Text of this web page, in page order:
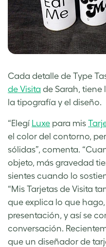
Cada detalle de Type
de Visita de Sarah, tiene
la tipografía y el diseño.
“Elegí Luxe para mis
el color del contorno,
sólidas”, comenta.
objeto, más gravedad
sientes cuando lo
“Mis Tarjetas de Visita
que explica lo que
presentación, y así se
conversación.
que un diseñador de